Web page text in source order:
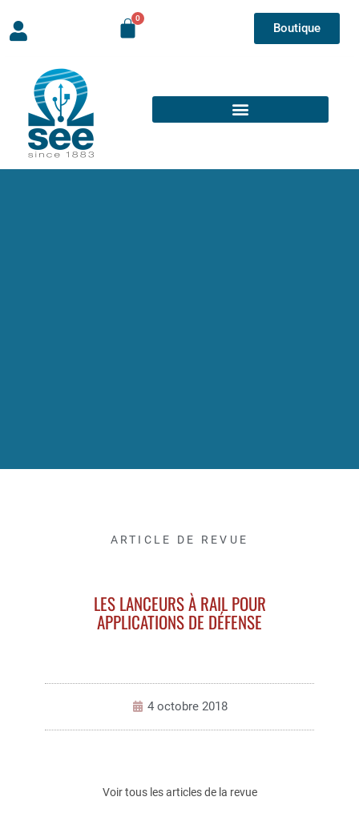
Boutique
ARTICLE DE REVUE
LES LANCEURS À RAIL POUR
APPLICATIONS DE DÉFENSE
4 octobre 2018
Voir tous les articles de la revue